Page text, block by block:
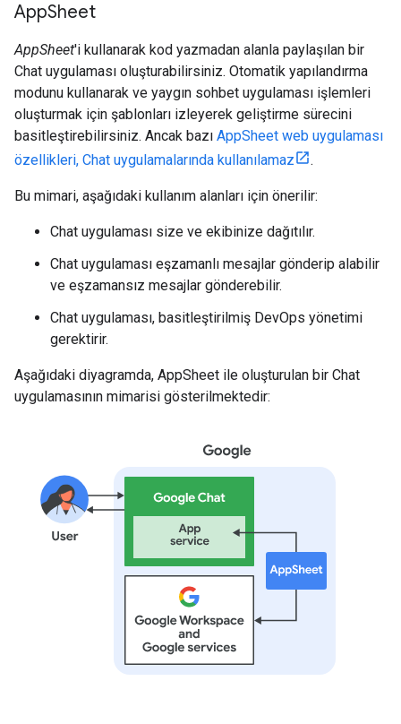
AppSheet
AppSheet'i kullanarak kod yazmadan alanla paylaşılan bir
Chat uygulaması oluşturabilirsiniz. Otomatik yapılandırma
modunu kullanarak ve yaygın sohbet uygulaması işlemleri
oluşturmak için şablonları izleyerek geliştirme sürecini
basitleştirebilirsiniz. Ancak bazı AppSheet web uygulaması
özellikleri, Chat uygulamalarında kullanılamaz
.
Bu mimari, aşağıdaki kullanım alanları için önerilir:
Chat uygulaması size ve ekibinize dağıtılır.
Chat uygulaması eşzamanlı mesajlar gönderip alabilir
ve eşzamansız mesajlar gönderebilir.
Chat uygulaması, basitleştirilmiş DevOps yönetimi
gerektirir.
Aşağıdaki diyagramda, AppSheet ile oluşturulan bir Chat
uygulamasının mimarisi gösterilmektedir: